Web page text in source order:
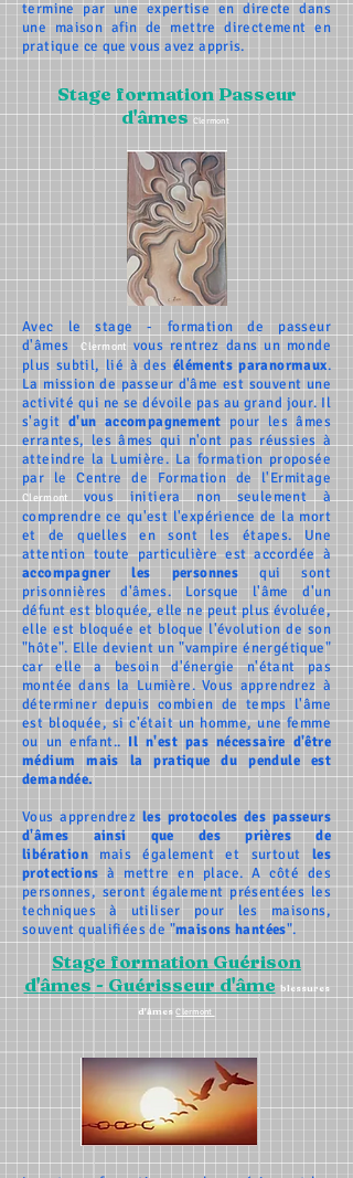
termine par une expertise en directe dans
une maison afin de mettre directement en
pratique ce que vous avez appris.
Stage formation Passeur
d'âmesClermont
Avec le stage - formation de passeur
d'âmes
Clermont vous rentrez dans un monde
plus subtil, lié à des élémentsparanormaux.
La mission de passeur d'âme est souvent une
activité qui ne se dévoile pas au grand jour. Il
s'agit d'un accompagnement pour lesâmes
errantes, les âmes qui n'ont pas réussies à
atteindre la Lumière. La formation proposée
par le Centre de Formation de l'Ermitage
Clermontvous initiera non seulement à
comprendre ce qu'est l'expérience de la mort
et de quelles en sont les étapes. Une
attention toute particulière est accordée à
accompagnerles personnes qui sont
prisonnières d'âmes. Lorsque l'âme d'un
défunt est bloquée, elle ne peut plus évoluée,
elle est bloquée et bloque l'évolution de son
"hôte". Elle devient un "vampire énergétique"
car elle a besoin d'énergie n'étant pas
montée dans la Lumière. Vous apprendrez à
déterminer depuis combien de temps l'âme
est bloquée, si c'était un homme, une femme
ou un enfant.. Il n'est pas nécessaire d'être
médium mais la pratique du pendule est
demandée.
Vous apprendrez les protocoles des passeurs
d'âmes ainsi que des prières de
libérationmais également et surtout les
protections à mettre en place. A côté des
personnes, seront également présentées les
techniques à utiliser pour les maisons,
souvent qualifiées de "maisons hantées".
Stage formation Guérison
d'âmes - Guérisseur d'âme blessures
d'âmesClermont